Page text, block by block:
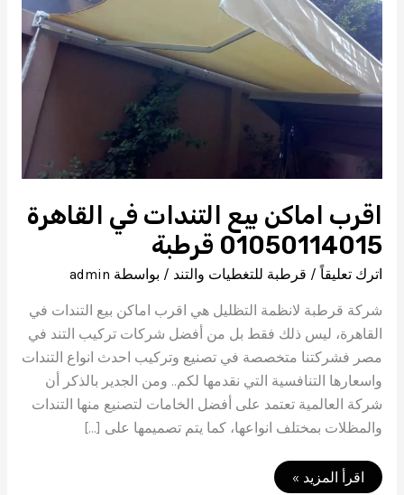
اقرب اماكن بيع التندات في القاهرة
01050114015 قرطبة
اترك تعليقاً / قرطبة للتغطيات والتند / بواسطة admin
شركة قرطبة لانظمة التظليل هي اقرب اماكن بيع التندات في
القاهرة، ليس ذلك فقط بل من أفضل شركات تركيب التند في
مصر فشركتنا متخصصة في تصنيع وتركيب احدث انواع التندات
واسعارها التنافسية التي نقدمها لكم.. ومن الجدير بالذكر أن
شركة العالمية تعتمد على أفضل الخامات لتصنيع منها التندات
والمظلات بمختلف انواعها، كما يتم تصميمها على […]
اقرب
اماكن
اقرأ المزيد »